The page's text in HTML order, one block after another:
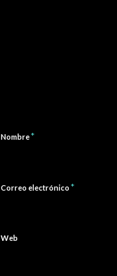
Nombre*
Correo electrónico *
Web